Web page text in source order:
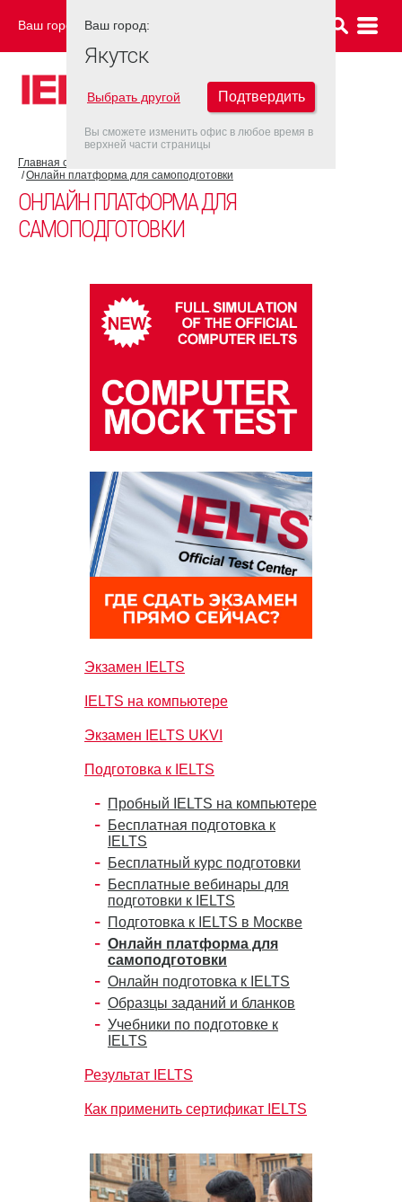
Ваш город: ЯКУТСК
Главная страница
Онлайн платформа для самоподготовки
ОНЛАЙН ПЛАТФОРМА ДЛЯ
САМОПОДГОТОВКИ
Экзамен IELTS
IELTS на компьютере
Экзамен IELTS UKVI
Подготовка к IELTS
Пробный IELTS на компьютере
Бесплатная подготовка к
IELTS
Бесплатный курс подготовки
Бесплатные вебинары для
подготовки к IELTS
Подготовка к IELTS в Москве
Онлайн платформа для
самоподготовки
Онлайн подготовка к IELTS
Образцы заданий и бланков
Учебники по подготовке к
IELTS
Результат IELTS
Как применить сертификат IELTS
Ваш город:
Якутск
Выбрать другой Подтвердить
Вы сможете изменить офис в любое время в
верхней части страницы